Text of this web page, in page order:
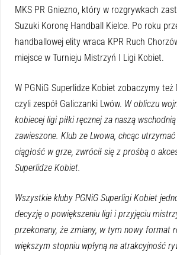
MKS PR Gniezno, który w rozgrywkach
Suzuki Koronę Handball Kielce. Po roku
handballowej elity wraca KPR Ruch
miejsce w Turnieju Mistrzyń I Ligi Kobiet.
W PGNiG Superlidze Kobiet zobaczymy też
czyli zespół Galiczanki Lwów. W obliczu
kobiecej ligi piłki ręcznej za naszą
zawieszone. Klub ze Lwowa, chcąc
ciągłość w grze, zwrócił się z prośbą o
Superlidze Kobiet.
Wszystkie kluby PGNiG Superligi Kobiet
decyzję o powiększeniu ligi i przyjęciu
przekonany, że zmiany, w tym nowy format
większym stopniu wpłyną na atrakcyjność